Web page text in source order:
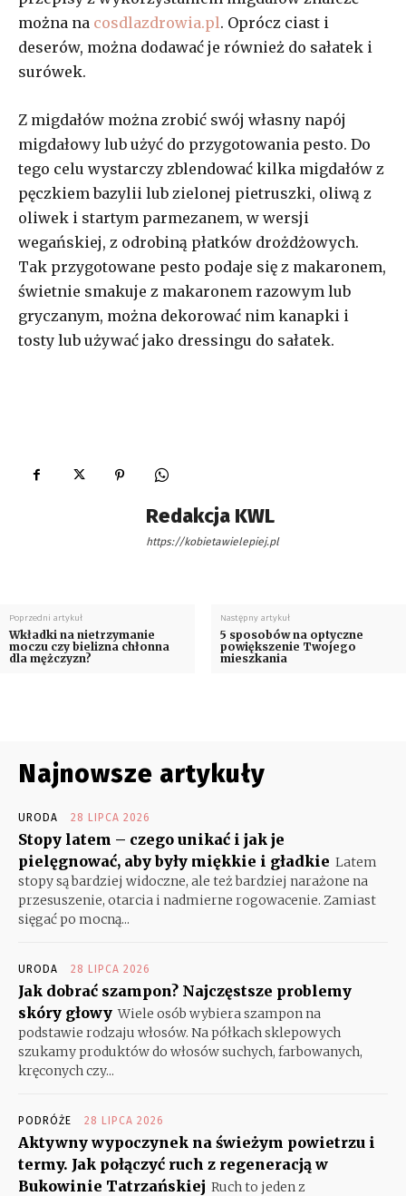
można na cosdlazdrowia.pl. Oprócz ciast i
deserów, można dodawać je również do sałatek i
surówek.
Z migdałów można zrobić swój własny napój
migdałowy lub użyć do przygotowania pesto. Do
tego celu wystarczy zblendować kilka migdałów z
pęczkiem bazylii lub zielonej pietruszki, oliwą z
oliwek i startym parmezanem, w wersji
wegańskiej, z odrobiną płatków drożdżowych.
Tak przygotowane pesto podaje się z makaronem,
świetnie smakuje z makaronem razowym lub
gryczanym, można dekorować nim kanapki i
tosty lub używać jako dressingu do sałatek.
Redakcja KWL
https://kobietawielepiej.pl
Poprzedni artykuł
Wkładki na nietrzymanie
moczu czy bielizna chłonna
dla mężczyzn?
Następny artykuł
5 sposobów na optyczne
powiększenie Twojego
mieszkania
Najnowsze artykuły
URODA 28 LIPCA 2026
Stopy latem – czego unikać i jak je
pielęgnować, aby były miękkie i gładkie Latem
stopy są bardziej widoczne, ale też bardziej narażone na
przesuszenie, otarcia i nadmierne rogowacenie. Zamiast
sięgać po mocną...
URODA 28 LIPCA 2026
Jak dobrać szampon? Najczęstsze problemy
skóry głowy Wiele osób wybiera szampon na
podstawie rodzaju włosów. Na półkach sklepowych
szukamy produktów do włosów suchych, farbowanych,
kręconych czy...
PODRÓŻE 28 LIPCA 2026
Aktywny wypoczynek na świeżym powietrzu i
termy. Jak połączyć ruch z regeneracją w
Bukowinie Tatrzańskiej Ruch to jeden z